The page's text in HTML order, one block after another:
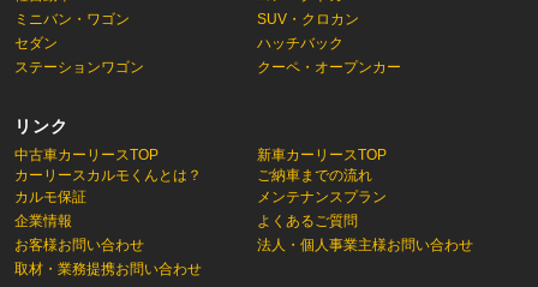
ミニバン・ワゴン
SUV・クロカン
セダン
ハッチバック
ステーションワゴン
クーペ・オープンカー
リンク
中古車カーリースTOP
カーリースカルモくんとは？
新車カーリースTOP
ご納車までの流れ
カルモ保証
企業情報
お客様お問い合わせ
取材・業務提携お問い合わせ
メンテナンスプラン
よくあるご質問
法人・個人事業主様お問い合わせ